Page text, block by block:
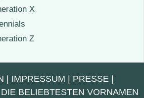
X
Z
IMPRESSUM PRESSE
DIE BELIEBTESTEN VORNAMEN